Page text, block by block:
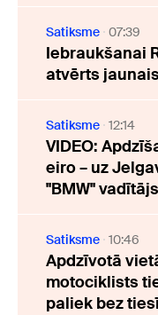
Satiksme 07:39
Iebraukšanai
atvērts
Satiksme 12:14
VIDEO:
eiro – uz
"BMW"
Satiksme 10:46
Apdzīvotā
motociklists
paliek bez